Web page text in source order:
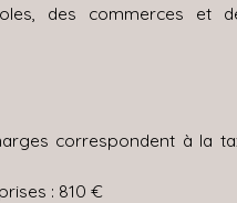
des commerces et
correspondent à la
: 810 €